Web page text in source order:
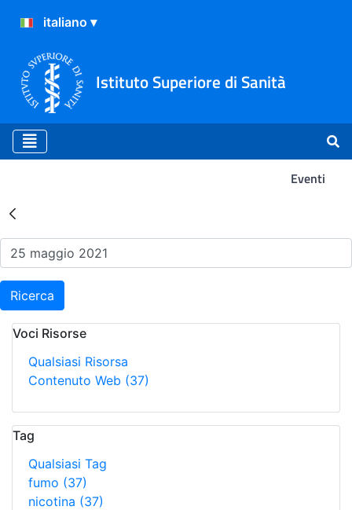
Istituto Superiore di Sanità
Eventi
Risultati della Ricerca -
Ricerca
Voci Risorse
Qualsiasi Risorsa
Contenuto Web (37)
Tag
Qualsiasi Tag
fumo (37)
nicotina (37)